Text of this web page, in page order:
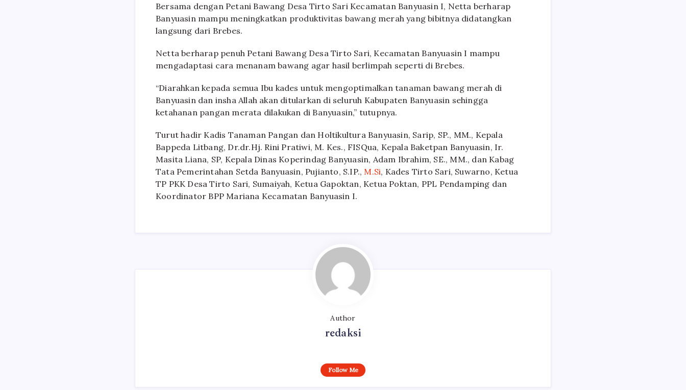
Bersama dengan Petani Bawang Desa Tirto Sari Kecamatan Banyuasin I, Netta berharap
Banyuasin mampu meningkatkan produktivitas bawang merah yang bibitnya didatangkan
langsung dari Brebes.
Netta berharap penuh Petani Bawang Desa Tirto Sari, Kecamatan Banyuasin I mampu
mengadaptasi cara menanam bawang agar hasil berlimpah seperti di Brebes.
“Diarahkan kepada semua Ibu kades untuk mengoptimalkan tanaman bawang merah di
Banyuasin dan insha Allah akan ditularkan di seluruh Kabupaten Banyuasin sehingga
ketahanan pangan merata dilakukan di Banyuasin,” tutupnya.
Turut hadir Kadis Tanaman Pangan dan Holtikultura Banyuasin, Sarip, SP., MM., Kepala
Bappeda Litbang, Dr.dr.Hj. Rini Pratiwi, M. Kes., FISQua, Kepala Baketpan Banyuasin, Ir.
Masita Liana, SP, Kepala Dinas Koperindag Banyuasin, Adam Ibrahim, SE., MM., dan Kabag
Tata Pemerintahan Setda Banyuasin, Pujianto, S.IP., M.Si, Kades Tirto Sari, Suwarno, Ketua
TP PKK Desa Tirto Sari, Sumaiyah, Ketua Gapoktan, Ketua Poktan, PPL Pendamping dan
Koordinator BPP Mariana Kecamatan Banyuasin I.
Author
redaksi
Follow Me